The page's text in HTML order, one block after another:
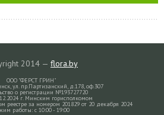
2014 — flora.by
ООО "ФЕРСТ ГРИН"
ул. пр.Партизанский, д.178, оф.307
о регистрации №193727720
г. Минским горисполкомом
реестре за номером 201829 от 20 декабря 2024
работы: с 10:00 - 19:00